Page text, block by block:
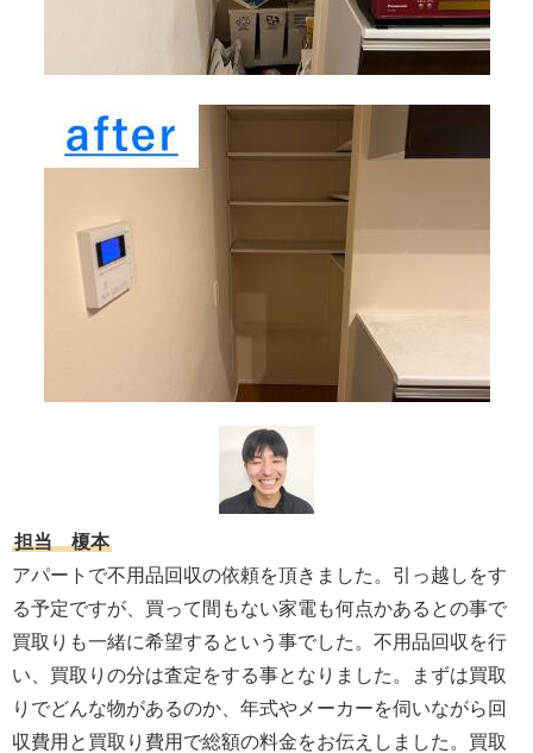
担当 榎本
アパートで不用品回収の依頼を頂きました。引っ越しをす
る予定ですが、買って間もない家電も何点かあるとの事で
買取りも一緒に希望するという事でした。不用品回収を行
い、買取りの分は査定をする事となりました。まずは買取
りでどんな物があるのか、年式やメーカーを伺いながら回
収費用と買取り費用で総額の料金をお伝えしました。買取